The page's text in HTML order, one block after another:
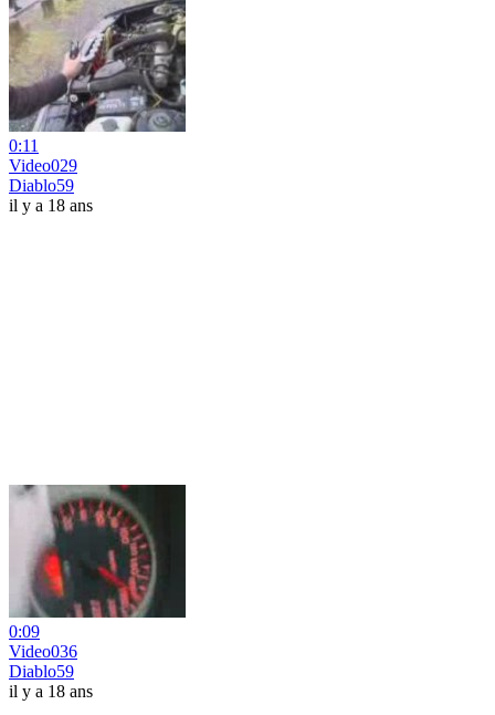
0:11
Video029
Diablo59
il y a 18 ans
0:09
Video036
Diablo59
il y a 18 ans